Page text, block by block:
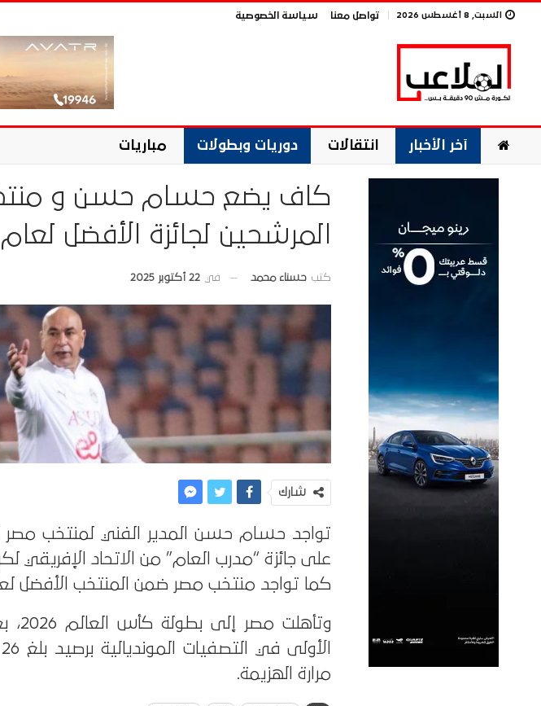
السبت, 8 أغسطس 2026 تواصل معنا سياسة الخصوصية
آخر الأخبار انتقالات دوريات وبطولات مباريات
كاف يضع حسام حسن و
المرشحين لجائزة الأفضل لعام ٢٠٢٥ – ٢٠٢٦
كتب حسناء محمد في 22 أكتوبر 2025
شارك
تواجد حسام حسن المدير الفني لمنتخب مصر
على جائزة “مدرب العام” من الاتحاد الإفريقي
كما تواجد منتخب مصر ضمن المنتخب الأفضل لعام
مرارة الهزيمة.